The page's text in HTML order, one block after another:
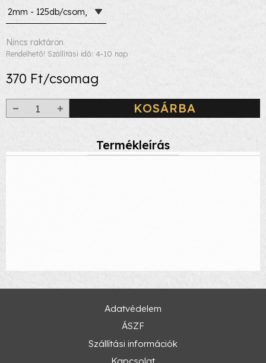
2mm - 125db/csom,
Nincs raktáron
Rendelhető! Szállítási idő: 4-10 nap
370 Ft/csomag
KOSÁRBA
Termékleírás
Adatvédelem
ÁSZF
Szállítási információk